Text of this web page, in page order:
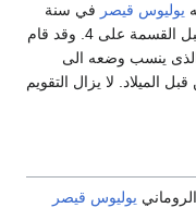
يوليوس قيصر في سنة
وفيه تعد كبيسة كل سنة تقبل القسمة على 4. وقد قام
ينسب وضعه الى
الميلاد. لا يزال التقويم
يوليوس قيصر